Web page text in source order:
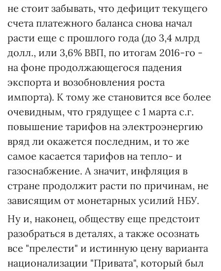
не стоит забывать, что дефицит текущего
счета платежного баланса снова начал
расти еще с прошлого года (до 3,4 млрд
долл., или 3,6% ВВП, по итогам 2016-го -
на фоне продолжающегося падения
экспорта и возобновления роста
импорта). К тому же становится все более
очевидным, что грядущее с 1 марта с.г.
повышение тарифов на электроэнергию
вряд ли окажется последним, и то же
самое касается тарифов на тепло- и
газоснабжение. А значит, инфляция в
стране продолжит расти по причинам, не
зависящим от монетарных усилий НБУ.
Ну и, наконец, обществу еще предстоит
разобраться в деталях, а также осознать
все "прелести" и истинную цену варианта
национализации "Привата", который был